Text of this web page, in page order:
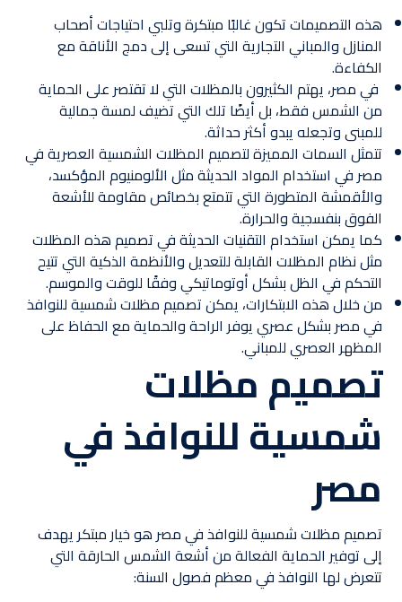
هذه التصميمات تكون غالبًا مبتكرة وتلبي احتياجات أصحاب
المنازل والمباني التجارية التي تسعى إلى دمج الأناقة مع
الكفاءة.
في مصر، يهتم الكثيرون بالمظلات التي لا تقتصر على الحماية
من الشمس فقط، بل أيضًا تلك التي تضيف لمسة جمالية
للمبنى وتجعله يبدو أكثر حداثة.
تتمثل السمات المميزة لتصميم المظلات الشمسية العصرية في
مصر في استخدام المواد الحديثة مثل الألومنيوم المؤكسد،
والأقمشة المتطورة التي تتمتع بخصائص مقاومة للأشعة
الفوق بنفسجية والحرارة.
كما يمكن استخدام التقنيات الحديثة في تصميم هذه المظلات
مثل نظام المظلات القابلة للتعديل والأنظمة الذكية التي تتيح
التحكم في الظل بشكل أوتوماتيكي وفقًا للوقت والموسم.
من خلال هذه الابتكارات، يمكن تصميم مظلات شمسية للنوافذ
في مصر بشكل عصري يوفر الراحة والحماية مع الحفاظ على
المظهر العصري للمباني.
تصميم مظلات
شمسية للنوافذ في
مصر
تصميم مظلات شمسية للنوافذ في مصر هو خيار مبتكر يهدف
إلى توفير الحماية الفعالة من أشعة الشمس الحارقة التي
تتعرض لها النوافذ في معظم فصول السنة: